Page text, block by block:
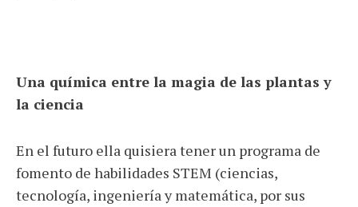
Una química entre la magia de las plantas y
la ciencia
En el futuro ella quisiera tener un programa de
fomento de habilidades STEM (ciencias,
tecnología, ingeniería y matemática, por sus